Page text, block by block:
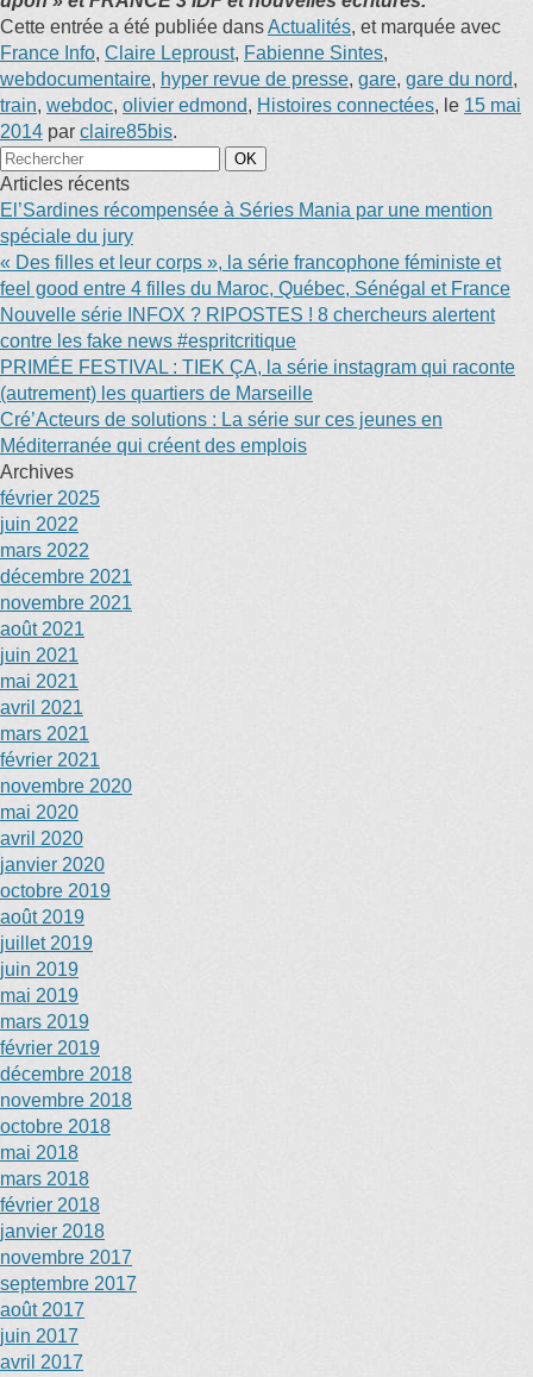
Cette entrée a été publiée dansActualités, et marquée avec
France Info, Claire Leproust, Fabienne Sintes,
webdocumentaire, hyper revue de presse, gare, gare du nord,
train, webdoc, olivier edmond, Histoires connectées, le 15 mai
2014 par claire85bis.
Articles récents
El’Sardines récompensée à Séries Mania par une mention
spéciale du jury
« Des filles et leur corps », la série francophone féministe et
feel good entre 4 filles du Maroc, Québec, Sénégal et France
Nouvelle série INFOX ? RIPOSTES ! 8 chercheurs alertent
contre les fake news #espritcritique
PRIMÉE FESTIVAL : TIEK ÇA, la série instagram qui raconte
(autrement) les quartiers de Marseille
Cré’Acteurs de solutions : La série sur ces jeunes en
Méditerranée qui créent des emplois
Archives
février 2025
juin 2022
mars 2022
décembre 2021
novembre 2021
août 2021
juin 2021
mai 2021
avril 2021
mars 2021
février 2021
novembre 2020
mai 2020
avril 2020
janvier 2020
octobre 2019
août 2019
juillet 2019
juin 2019
mai 2019
mars 2019
février 2019
décembre 2018
novembre 2018
octobre 2018
mai 2018
mars 2018
février 2018
janvier 2018
novembre 2017
septembre 2017
août 2017
juin 2017
avril 2017